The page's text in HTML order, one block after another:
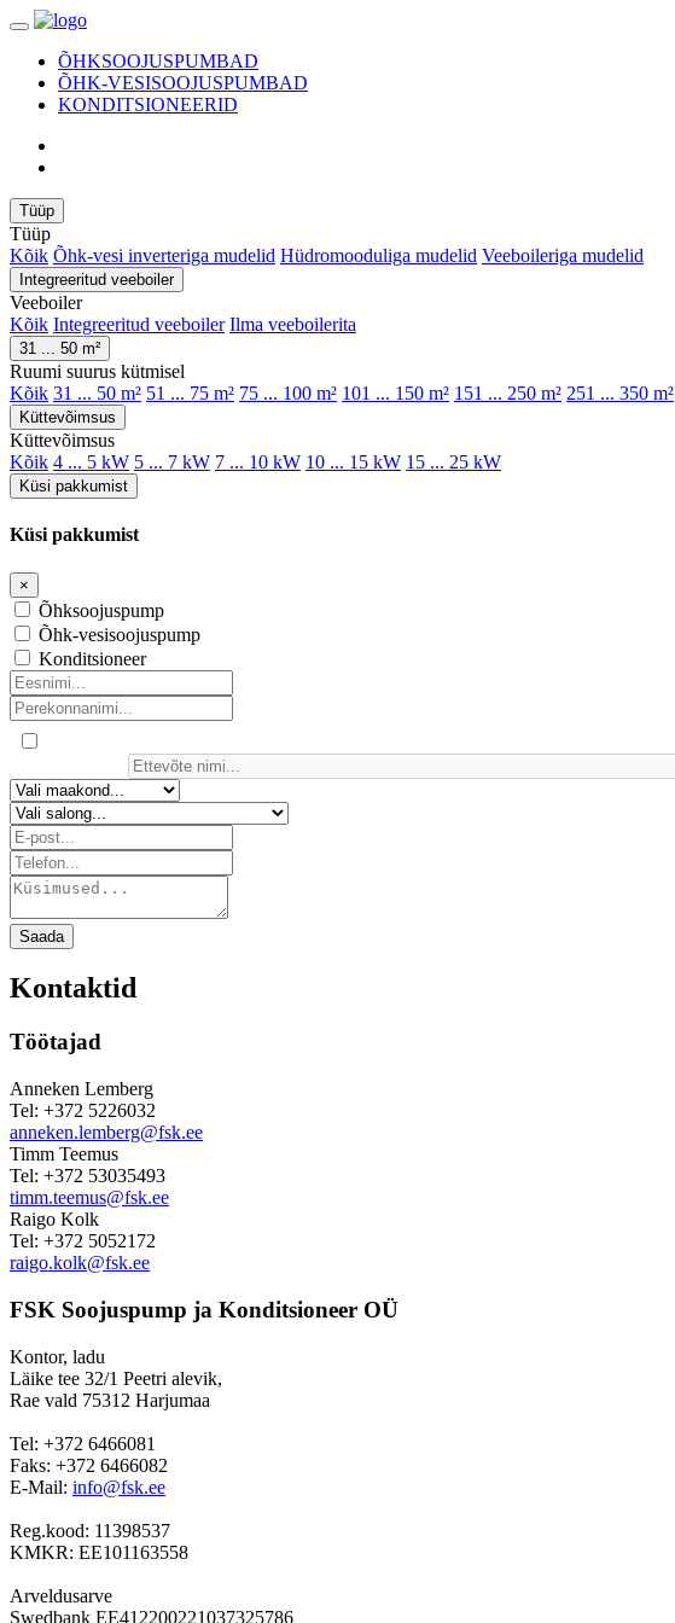
ÕHKSOOJUSPUMBAD
ÕHK-VESISOOJUSPUMBAD
KONDITSIONEERID
Tüüp
Tüüp
Kõik Õhk-vesi inverteriga mudelid Hüdromooduliga mudelid Veeboileriga mudelid
Integreeritud veeboiler
Veeboiler
Kõik Integreeritud veeboiler Ilma veeboilerita
31 ... 50 m²
Ruumi suurus kütmisel
Kõik 31 ... 50 m² 51 ... 75 m² 75 ... 100 m² 101 ... 150 m² 151 ... 250 m² 251 ... 350 m²
Küttevõimsus
Küttevõimsus
Kõik 4 ... 5 kW 5 ... 7 kW 7 ... 10 kW 10 ... 15 kW 15 ... 25 kW
Küsi pakkumist
Küsi pakkumist
×
Õhksoojuspump
Õhk-vesisoojuspump
Konditsioneer
Saada
Kontaktid
Töötajad
Anneken Lemberg
Tel: +372 5226032
anneken.lemberg@fsk.ee
Timm Teemus
Tel: +372 53035493
timm.teemus@fsk.ee
Raigo Kolk
Tel: +372 5052172
raigo.kolk@fsk.ee
FSK Soojuspump ja Konditsioneer OÜ
Kontor, ladu
Läike tee 32/1 Peetri alevik,
Rae vald 75312 Harjumaa
Tel: +372 6466081
Faks: +372 6466082
E-Mail: info@fsk.ee
Reg.kood: 11398537
KMKR: EE101163558
Arveldusarve
Swedbank EE412200221037325786